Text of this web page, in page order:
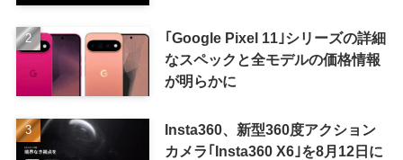
｢Google Pixel 11｣シリーズの詳細
なスペックと全モデルの価格情報
が明らかに
Insta360、新型360度アクション
カメラ｢Insta360 X6｣を8月12日に